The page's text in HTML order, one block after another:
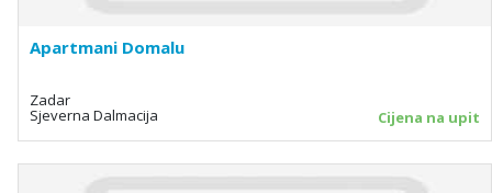
Apartmani Domalu
Zadar
Sjeverna Dalmacija Cijena na upit